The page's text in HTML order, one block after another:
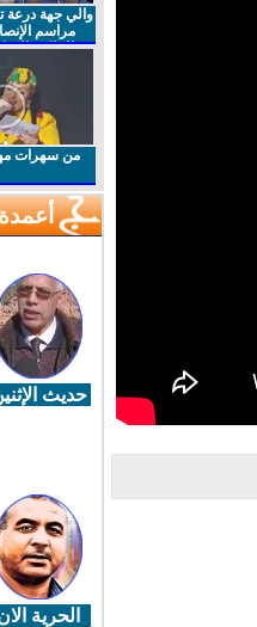
والي جهة درعة
مراسم
الملكي
من سهرات
أعمدة
حديث الإثنين
الحرية الان